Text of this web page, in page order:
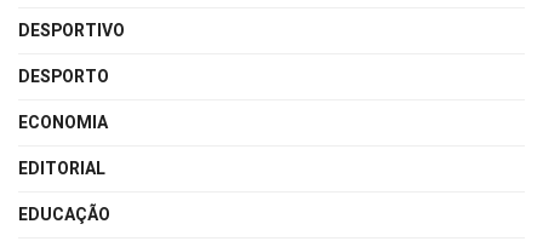
DESPORTIVO
DESPORTO
ECONOMIA
EDITORIAL
EDUCAÇÃO